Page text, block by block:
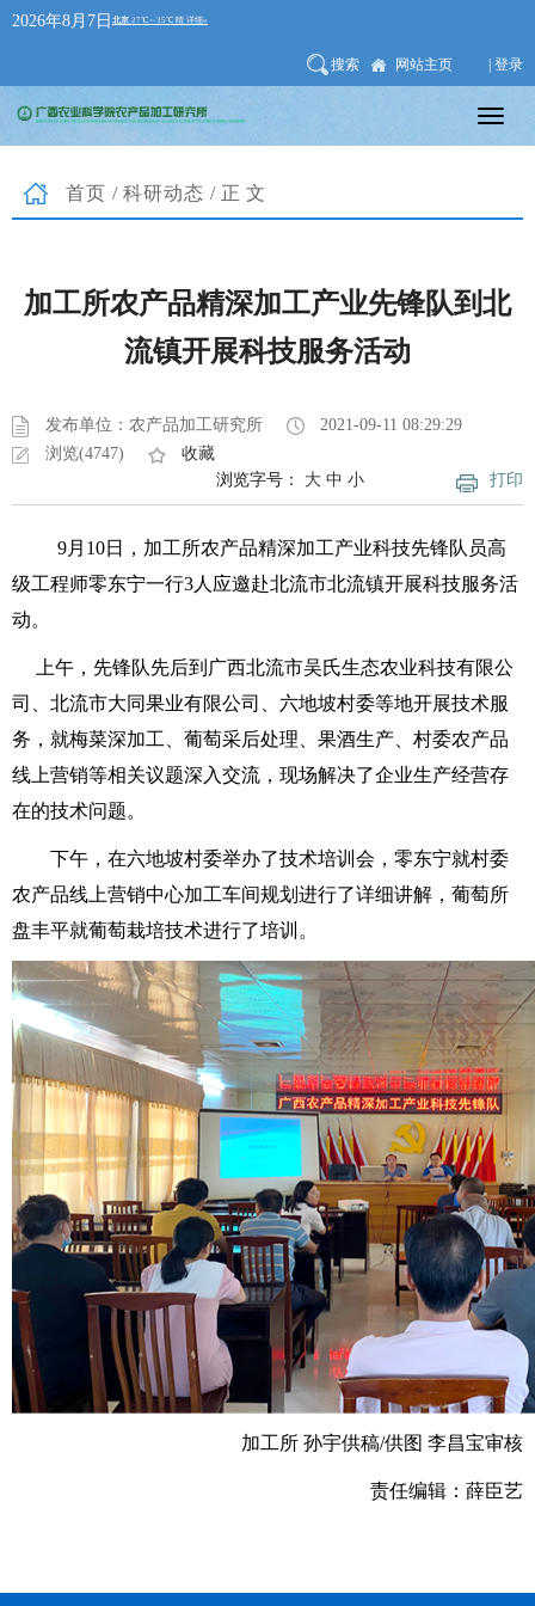
2026年8月7日
搜索 网站主页 | 登录
首页 / 科研动态 /正文
加工所农产品精深加工产业先锋队到北
流镇开展科技服务活动
发布单位：农产品加工研究所
2021-09-11 08:29:29
浏览(4747)
收藏
打印
浏览字号： 大 中 小
9月10日，加工所农产品精深加工产业科技先锋队员高
级工程师零东宁一行3人应邀赴北流市北流镇开展科技服务活
动。
上午，先锋队先后到广西北流市吴氏生态农业科技有限公
司、北流市大同果业有限公司、六地坡村委等地开展技术服
务，就梅菜深加工、葡萄采后处理、果酒生产、村委农产品
线上营销等相关议题深入交流，现场解决了企业生产经营存
在的技术问题。
下午，在六地坡村委举办了技术培训会，零东宁就村委
农产品线上营销中心加工车间规划进行了详细讲解，葡萄所
盘丰平就葡萄栽培技术进行了培训。
加工所 孙宇供稿/供图 李昌宝审核
责任编辑：薛臣艺